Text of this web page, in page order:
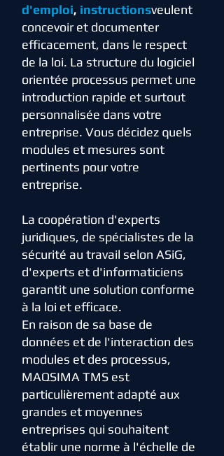
d'emploi, instructionsveulent
concevoir et documenter
efficacement, dans le respect
de la loi. La structure du logiciel
orientée processus permet une
introduction rapide et surtout
personnalisée dans votre
entreprise. Vous décidez quels
modules et mesures sont
pertinents pour votre
entreprise.
La coopération d'experts
juridiques, de spécialistes de la
sécurité au travail selon ASiG,
d'experts et d'informaticiens
garantit une solution conforme
à la loi et efficace.
En raison de sa base de
données et de l'interaction des
modules et des processus,
MAQSIMA TMS est
particulièrement adapté aux
grandes et moyennes
entreprises qui souhaitent
établir une norme à l'échelle de